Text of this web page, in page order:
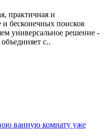
практичная и
и бесконечных поисков
универсальное решение -
с..